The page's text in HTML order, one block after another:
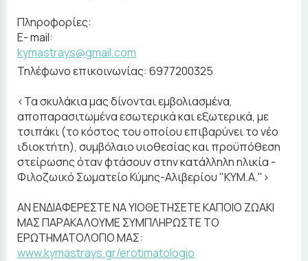
Πληροφορίες:
E- mail:
kymastrays@gmail.com
Τηλέφωνο επικοινωνίας: 6977200325
<Τα σκυλάκια μας δίνονται εμβολιασμένα,
αποπαρασιτωμένα εσωτερικά και εξωτερικά, με
τσιπάκι (το κόστος του οποίου επιβαρύνει το νέο
ιδιοκτήτη), συμβόλαιο υιοθεσίας και προϋπόθεση
στείρωσης όταν φτάσουν στην κατάλληλη ηλικία -
Φιλοζωικό Σωματείο Κύμης-Αλιβερίου "ΚΥΜ.Α.">
ΑΝ ΕΝΔΙΑΦΕΡΕΣΤΕ ΝΑ ΥΙΟΘΕΤΗΣΕΤΕ ΚΑΠΟΙΟ ΖΩΑΚΙ
ΜΑΣ ΠΑΡΑΚΑΛΟΥΜΕ ΣΥΜΠΛΗΡΩΣΤΕ ΤΟ
ΕΡΩΤΗΜΑΤΟΛΟΓΙΟ ΜΑΣ:
www.kymastrays.gr/erotimatologio